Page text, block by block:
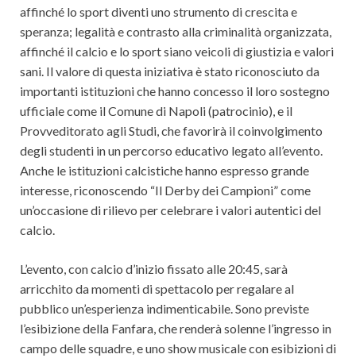
affinché lo sport diventi uno strumento di crescita e
speranza; legalità e contrasto alla criminalità organizzata,
affinché il calcio e lo sport siano veicoli di giustizia e valori
sani. Il valore di questa iniziativa è stato riconosciuto da
importanti istituzioni che hanno concesso il loro sostegno
ufficiale come il Comune di Napoli (patrocinio), e il
Provveditorato agli Studi, che favorirà il coinvolgimento
degli studenti in un percorso educativo legato all’evento.
Anche le istituzioni calcistiche hanno espresso grande
interesse, riconoscendo “Il Derby dei Campioni” come
un’occasione di rilievo per celebrare i valori autentici del
calcio.
L’evento, con calcio d’inizio fissato alle 20:45, sarà
arricchito da momenti di spettacolo per regalare al
pubblico un’esperienza indimenticabile. Sono previste
l’esibizione della Fanfara, che renderà solenne l’ingresso in
campo delle squadre, e uno show musicale con esibizioni di